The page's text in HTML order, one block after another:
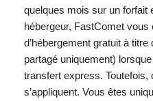
quelques mois sur un forfait
hébergeur, FastComet vous
d’hébergement gratuit à
partagé uniquement)
transfert express. Toutefois,
s’appliquent. Vous êtes